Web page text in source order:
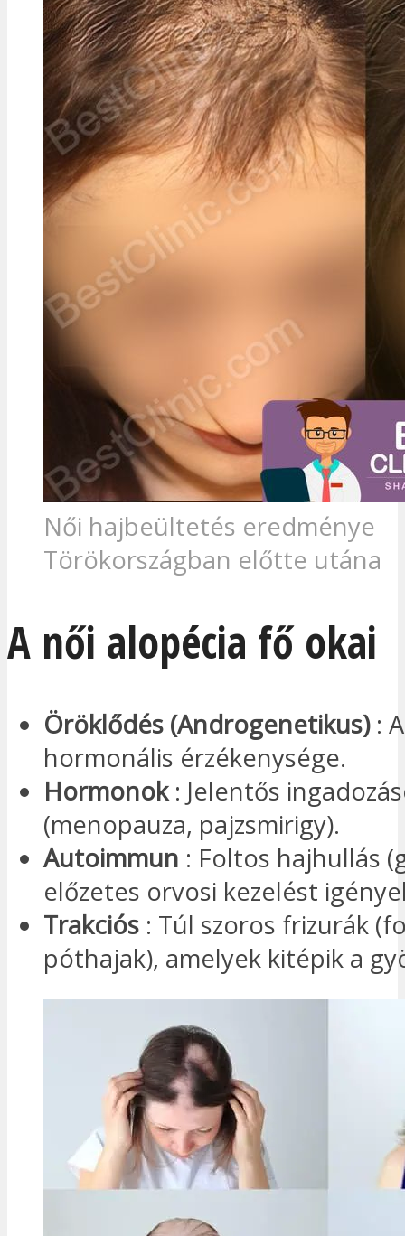
Női hajbeültetés eredménye
Törökországban előtte utána
A női alopécia fő okai
Öröklődés (Androgenetikus):
hormonális érzékenysége.
Hormonok: Jelentős
(menopauza, pajzsmirigy).
Autoimmun : Foltos hajhullás
előzetes orvosi kezelést
Trakciós : Túl szoros frizurák
póthajak), amelyek kitépik a